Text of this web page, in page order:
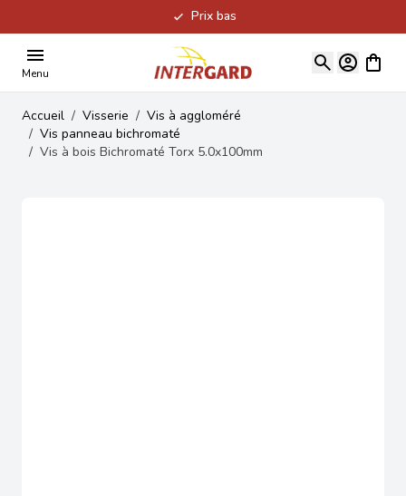
Prix bas
Menu
Voir
Accueil / Visserie / Vis à aggloméré
/ Vis panneau bichromaté
/ Vis à bois Bichromaté Torx 5.0x100mm